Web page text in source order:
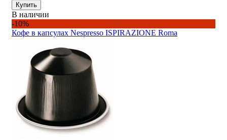
Купить
В наличии
-10%
Кофе в капсулах Nespresso ISPIRAZIONE Roma